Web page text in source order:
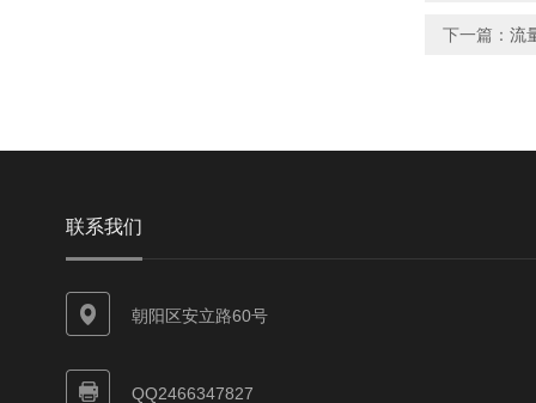
下一篇： 流
联系我们
朝阳区安立路60号
QQ2466347827